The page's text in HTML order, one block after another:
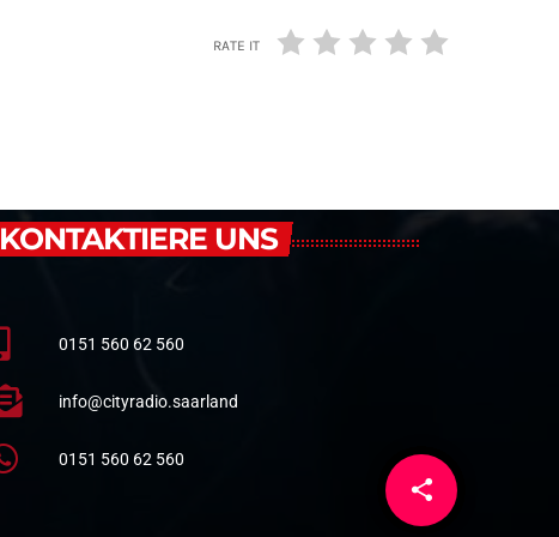
share
email
RATE IT
KONTAKTIERE UNS
0151 560 62 560
info@cityradio.saarland
0151 560 62 560